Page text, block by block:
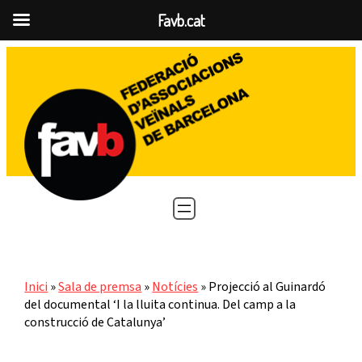
contingut
Inici »Sala de premsa »Notícies »Projecció al Guinardó
del documental ‘I la lluita continua. Del camp a la
construcció de Catalunya’
Favb.cat